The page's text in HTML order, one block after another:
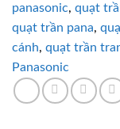
cánh
điều
khiển
từ
xa
số
panasonic, quạt
quạt trần pana,
cánh, quạt trần
Panasonic